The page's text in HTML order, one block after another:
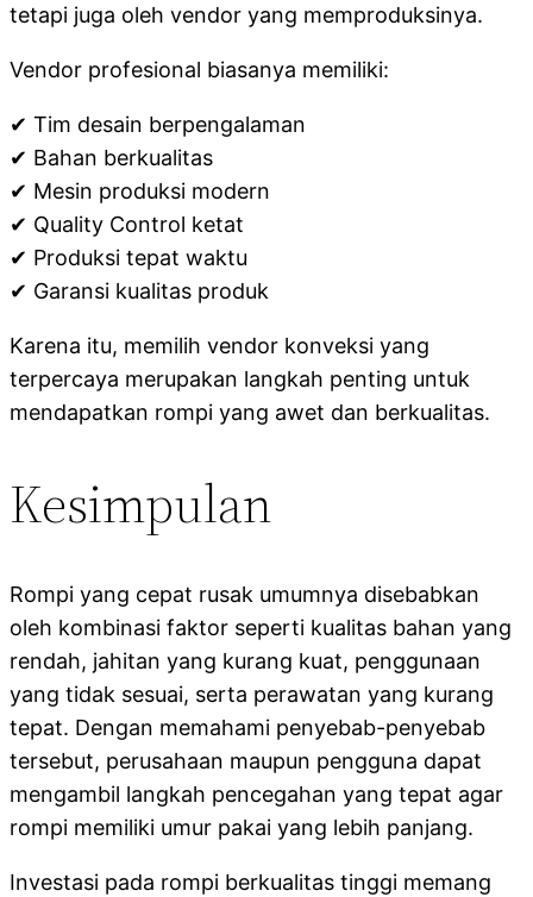
tetapi juga oleh vendor yang memproduksinya.
Vendor profesional biasanya memiliki:
✔ Tim desain berpengalaman
✔ Bahan berkualitas
✔ Mesin produksi modern
✔ Quality Control ketat
✔ Produksi tepat waktu
✔ Garansi kualitas produk
Karena itu, memilih vendor konveksi yang
terpercaya merupakan langkah penting untuk
mendapatkan rompi yang awet dan berkualitas.
Kesimpulan
Rompi yang cepat rusak umumnya disebabkan
oleh kombinasi faktor seperti kualitas bahan yang
rendah, jahitan yang kurang kuat, penggunaan
yang tidak sesuai, serta perawatan yang kurang
tepat. Dengan memahami penyebab-penyebab
tersebut, perusahaan maupun pengguna dapat
mengambil langkah pencegahan yang tepat agar
rompi memiliki umur pakai yang lebih panjang.
Investasi pada rompi berkualitas tinggi memang